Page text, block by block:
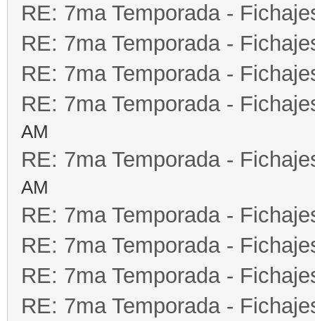
RE: 7ma Temporada -
RE: 7ma Temporada -
RE: 7ma Temporada -
RE: 7ma Temporada -
AM
RE: 7ma Temporada -
AM
RE: 7ma Temporada -
RE: 7ma Temporada -
RE: 7ma Temporada -
RE: 7ma Temporada -